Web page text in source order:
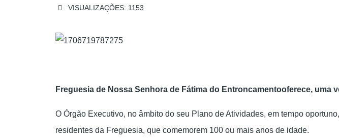
VISUALIZAÇÕES: 1153
Freguesia de Nossa Senhora de Fátima do Entroncamentooferece, uma
O Órgão Executivo, no âmbito do seu Plano de Atividades, em tempo
residentes da Freguesia, que comemorem 100 ou mais anos de idade.